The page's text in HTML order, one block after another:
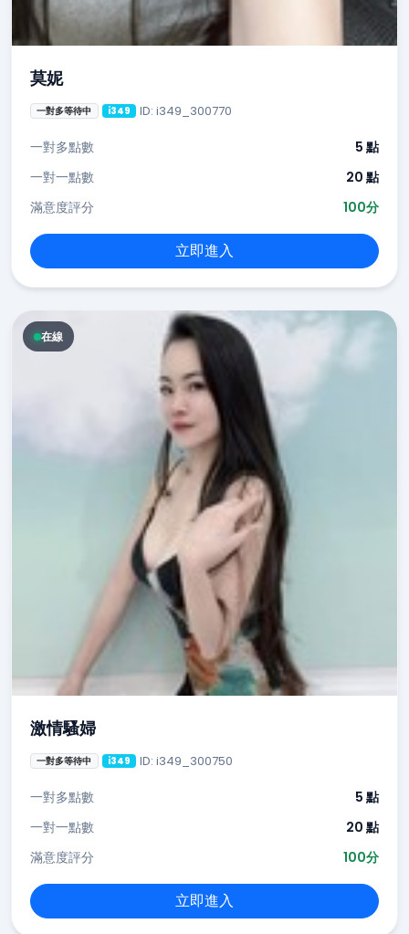
莫妮
一對多等待中 i349 ID: i349_300770
一對多點數
5 點
一對一點數
20 點
滿意度評分
100分
立即進入
在線
激情騷婦
一對多等待中 i349 ID: i349_300750
一對多點數
5 點
一對一點數
20 點
滿意度評分
100分
立即進入